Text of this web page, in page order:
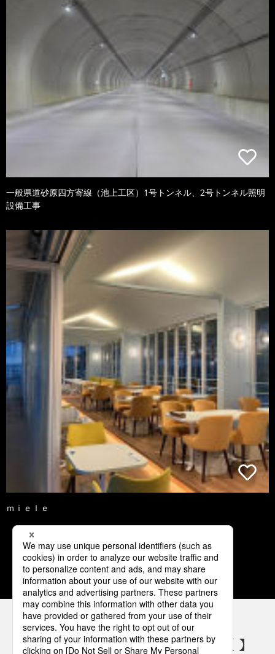
一般県道砂原四方寄線（池上工区）1号トンネル、2号トンネル照明
設備工事
ｍｉｅｌｅ
1 2 3 4 5
パナソニックの電気設備 SNSアカウント